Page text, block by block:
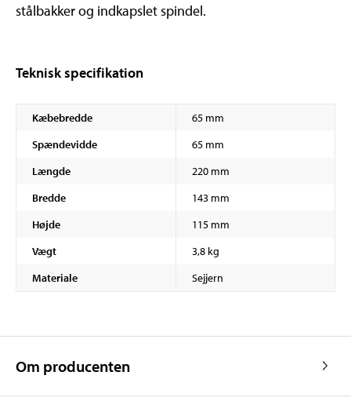
stålbakker og indkapslet spindel.
Teknisk specifikation
Kæbebredde
65 mm
Spændevidde
65 mm
Længde
220 mm
Bredde
143 mm
Højde
115 mm
Vægt
3,8 kg
Materiale
Sejjern
Om producenten